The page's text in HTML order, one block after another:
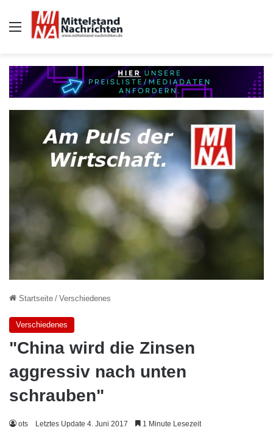
Auswahl
Startseite / Verschiedenes
Verschiedenes
"China wird die Zinsen
aggressiv nach unten
schrauben"
ots Letztes Update 4. Juni 2017 1 Minute Lesezeit